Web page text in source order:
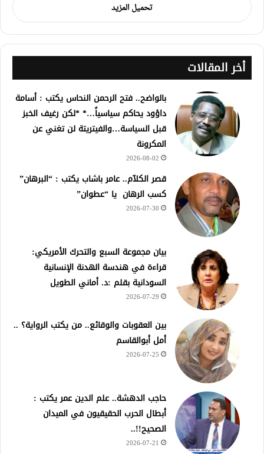
تحميل المزيد
أخر المقالات
بالواضح.. فتح الرحمن النحاس يكتب : أسامة
داؤود يحاكم سياسياً…* *لكن رغيف الخبز
قبل السياسة…والفيتريتة لن تغني عن
المكرونة
2026-08-02
قصر الكلآم.. عامر باشاب يكتب : “البرهان”
كسب الرهان يا “عطوان”
2026-07-30
بيان مجموعة السبع والتحرك الأمريكي:
قراءة في هندسة الهدنة الإنسانية
السودانية بقلم :د. أماني الطويل
2026-07-29
بين العقوبات والوقائع.. من يكتب الرواية؟ ..
أمل أبوالقاسم
2026-07-25
حاجب الدهشة.. علم الدين عمر يكتب :
أبطال الحرب الحقيقيون في الميدان
الصحيح!!..
2026-07-21